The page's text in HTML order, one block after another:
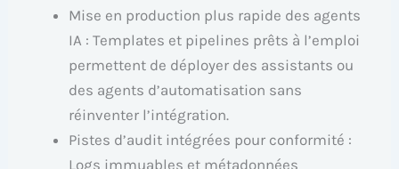
Mise en production plus rapide des agents
IA : Templates et pipelines prêts à l’emploi
permettent de déployer des assistants ou
des agents d’automatisation sans
réinventer l’intégration.
Pistes d’audit intégrées pour conformité :
Logs immuables et métadonnées